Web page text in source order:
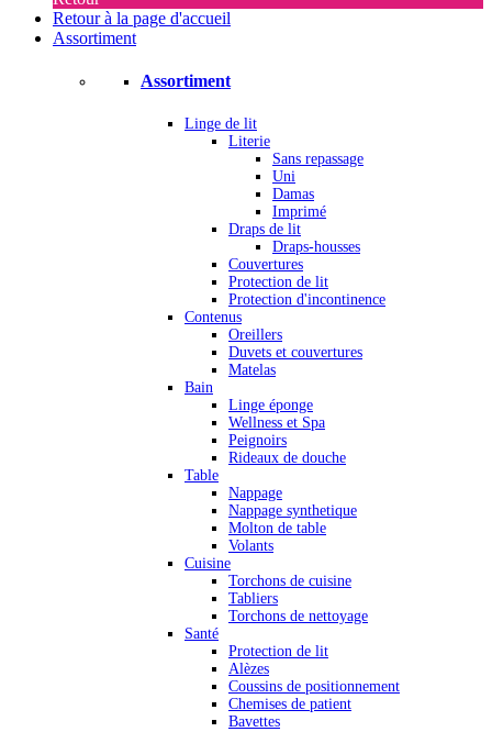
Retour à la page d'accueil
Assortiment
Assortiment
Linge de lit
Literie
Sans repassage
Uni
Damas
Imprimé
Draps de lit
Draps-housses
Couvertures
Protection de lit
Protection d'incontinence
Contenus
Oreillers
Duvets et couvertures
Matelas
Bain
Linge éponge
Wellness et Spa
Peignoirs
Rideaux de douche
Table
Nappage
Nappage synthetique
Molton de table
Volants
Cuisine
Torchons de cuisine
Tabliers
Torchons de nettoyage
Santé
Protection de lit
Alèzes
Coussins de positionnement
Chemises de patient
Bavettes